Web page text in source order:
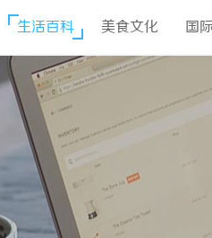
生活百科 美食文化 国